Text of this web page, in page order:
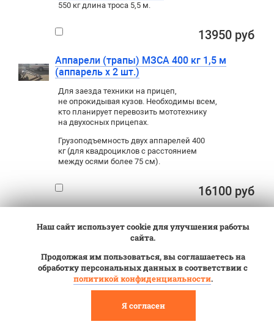
550 кг длина троса 5,5 м.
13950 руб
Аппарели (трапы) МЗСА 400 кг 1,5 м
(аппарель х 2 шт.)
Для заезда техники на прицеп,
не опрокидывая кузов. Необходимы всем,
кто планирует перевозить мототехнику
на двухосных прицепах.
Грузоподъемность двух аппарелей 400
кг (для квадроциклов с расстоянием
между осями более 75 см).
16100 руб
м (2 шт.)
кузов. Необходимы всем,кто планирует
перевозить мототехнику на двухосных прицепах.
Аппарели (трапы) МЗСА 400 кг 2 м
Наш сайт использует cookie для улучшения работы
сайта.
Продолжая им пользоваться, вы соглашаетесь на
обработку персональных данных в соответствии с
политикой конфиденциальности.
Я согласен